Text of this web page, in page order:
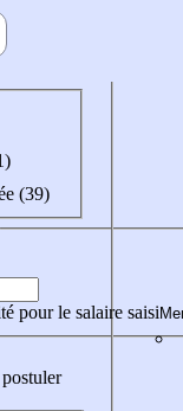
(39)
pour le salaire saisi